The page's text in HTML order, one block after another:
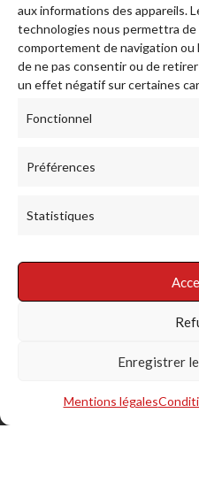
aux informations des appareils.
technologies nous permettra
comportement de navigation ou
de ne pas consentir ou de
un effet négatif sur certaines
Fonctionnel
Préférences
Statistiques
Enregistrer
Mentions légales
Afficher plus...
RÉSEAUX SOCIAUX
S'INSCRIRE À LA